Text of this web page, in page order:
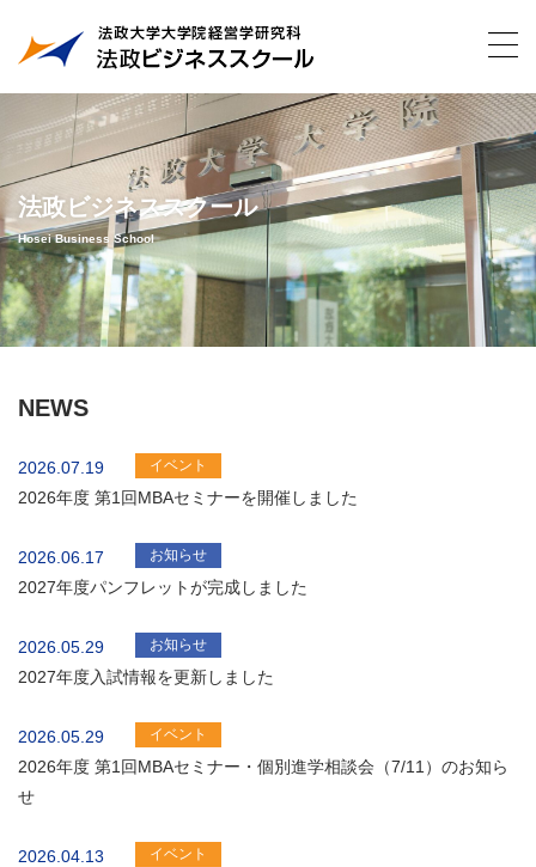
法政ビジネススクール
Hosei Business School
NEWS
2026.07.19 イベント
2026年度 第1回MBAセミナーを開催しました
2026.06.17 お知らせ
2027年度パンフレットが完成しました
2026.05.29 お知らせ
2027年度入試情報を更新しました
2026.05.29 イベント
2026年度 第1回MBAセミナー・個別進学相談会（7/11）のお知ら
せ
2026.04.13 イベント